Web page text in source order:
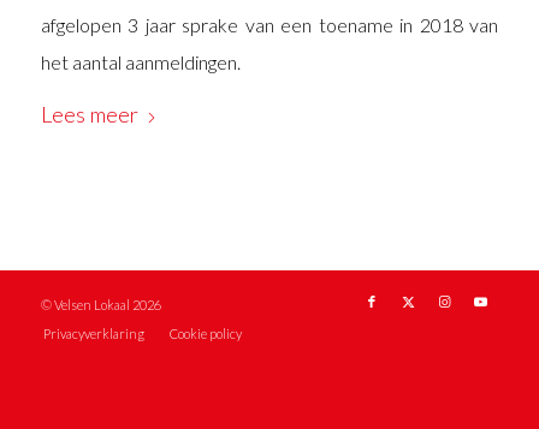
afgelopen 3 jaar sprake van een toename in 2018 van
het aantal aanmeldingen.
Lees meer
© Velsen Lokaal 2026
Privacyverklaring
Cookie policy